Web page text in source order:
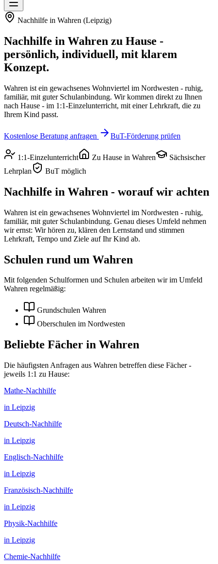
Nachhilfe in Wahren (Leipzig)
Nachhilfe in Wahren zu Hause -
persönlich, individuell, mit klarem
Konzept.
Wahren ist ein gewachsenes Wohnviertel im Nordwesten - ruhig,
familiär, mit guter Schulanbindung. Wir kommen direkt zu Ihnen
nach Hause - im 1:1-Einzelunterricht, mit einer Lehrkraft, die zu
Ihrem Kind passt.
Kostenlose Beratung anfragen BuT-Förderung prüfen
1:1-Einzelunterricht Zu Hause in Wahren
Sächsischer
Lehrplan
BuT möglich
Nachhilfe in Wahren - worauf wir achten
Wahren ist ein gewachsenes Wohnviertel im Nordwesten - ruhig,
familiär, mit guter Schulanbindung. Genau dieses Umfeld nehmen
wir ernst: Wir hören zu, klären den Lernstand und stimmen
Lehrkraft, Tempo und Ziele auf Ihr Kind ab.
Schulen rund um Wahren
Mit folgenden Schulformen und Schulen arbeiten wir im Umfeld
Wahren regelmäßig:
Grundschulen Wahren
Oberschulen im Nordwesten
Beliebte Fächer in Wahren
Die häufigsten Anfragen aus Wahren betreffen diese Fächer -
jeweils 1:1 zu Hause:
Mathe-Nachhilfe
in Leipzig
Deutsch-Nachhilfe
in Leipzig
Englisch-Nachhilfe
in Leipzig
Französisch-Nachhilfe
in Leipzig
Physik-Nachhilfe
in Leipzig
Chemie-Nachhilfe